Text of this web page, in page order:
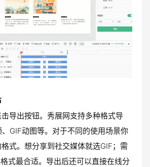
导出按钮。秀展网支持多种格式导
GIF动图等。对于不同的使用场景你
式。想分享到社交媒体就选GIF；需
式最合适。导出后还可以直接在线分